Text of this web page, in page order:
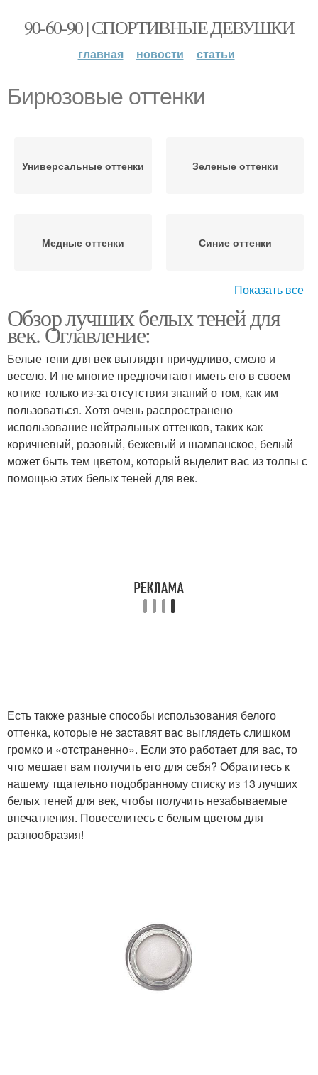
90-60-90 | СПОРТИВНЫЕ ДЕВУШКИ
главная новости статьи
Бирюзовые оттенки
Универсальные оттенки Зеленые оттенки
Медные оттенки Синие оттенки
Золотистые оттенки Фиолетовые оттенки
Бронзовые оттенки И разные оттенки
Показать все
Обзор лучших белых теней для
век. Оглавление:
Белые тени для век выглядят причудливо, смело и
весело. И не многие предпочитают иметь его в своем
котике только из-за отсутствия знаний о том, как им
пользоваться. Хотя очень распространено
использование нейтральных оттенков, таких как
коричневый, розовый, бежевый и шампанское, белый
может быть тем цветом, который выделит вас из толпы с
помощью этих белых теней для век.
Есть также разные способы использования белого
оттенка, которые не заставят вас выглядеть слишком
громко и «отстраненно». Если это работает для вас, то
что мешает вам получить его для себя? Обратитесь к
нашему тщательно подобранному списку из 13 лучших
белых теней для век, чтобы получить незабываемые
впечатления. Повеселитесь с белым цветом для
разнообразия!